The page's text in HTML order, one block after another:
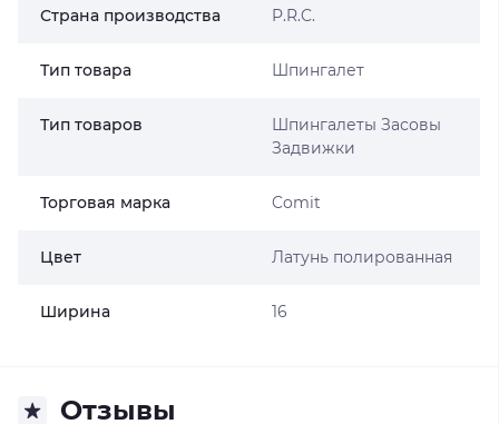
Страна производства P.R.C.
Тип товара Шпингалет
Тип товаров
Шпингалеты Засовы
Задвижки
Торговая марка Comit
Цвет Латунь полированная
Ширина 16
Отзывы